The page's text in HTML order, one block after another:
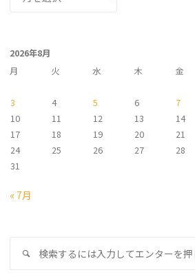
ブ
2026年8月
月
火 水 木 金
3
4 5 6 7
10
11 12 13 14
17
18 19 20 21
24
25 26 27 28
31
« 7月
検